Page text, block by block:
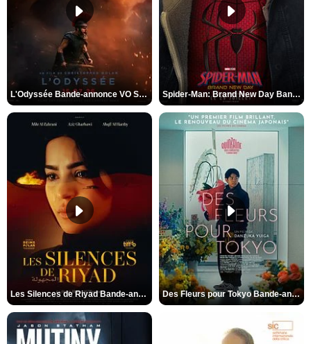
L'Odyssée Bande-annonce VO STFR Spider-Man: Brand New Day Bande-annonce VO STFR
Les Silences de Riyad Bande-annonce VO STFR Des Fleurs pour Tokyo Bande-annonce VO STFR